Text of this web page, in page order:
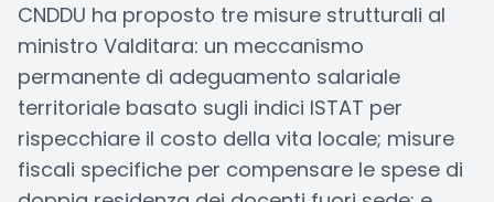
CNDDU ha proposto tre misure strutturali al
ministro Valditara: un meccanismo
permanente di adeguamento salariale
territoriale basato sugli indici ISTAT per
rispecchiare il costo della vita locale; misure
fiscali specifiche per compensare le spese di